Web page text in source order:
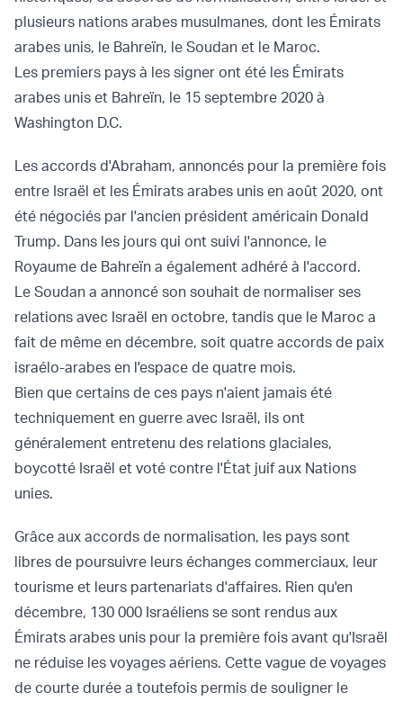
plusieurs nations arabes musulmanes, dont les Émirats
arabes unis, le Bahreïn, le Soudan et le Maroc.
Les premiers pays à les signer ont été les Émirats
arabes unis et Bahreïn, le 15 septembre 2020 à
Washington D.C.
Les accords d'Abraham, annoncés pour la première fois
entre Israël et les Émirats arabes unis en août 2020, ont
été négociés par l'ancien président américain Donald
Trump. Dans les jours qui ont suivi l'annonce, le
Royaume de Bahreïn a également adhéré à l'accord.
Le Soudan a annoncé son souhait de normaliser ses
relations avec Israël en octobre, tandis que le Maroc a
fait de même en décembre, soit quatre accords de paix
israélo-arabes en l'espace de quatre mois.
Bien que certains de ces pays n'aient jamais été
techniquement en guerre avec Israël, ils ont
généralement entretenu des relations glaciales,
boycotté Israël et voté contre l'État juif aux Nations
unies.
Grâce aux accords de normalisation, les pays sont
libres de poursuivre leurs échanges commerciaux, leur
tourisme et leurs partenariats d'affaires. Rien qu'en
décembre, 130 000 Israéliens se sont rendus aux
Émirats arabes unis pour la première fois avant qu'Israël
ne réduise les voyages aériens. Cette vague de voyages
de courte durée a toutefois permis de souligner le